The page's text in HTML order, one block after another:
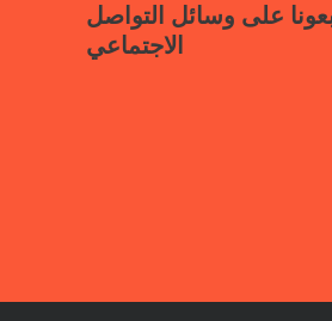
على وسائل التواصل
الاجتماعي